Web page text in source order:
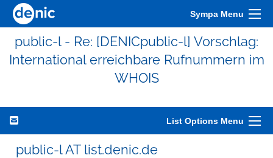
Sympa Menu
public-l - Re: [DENICpublic-l] Vorschlag:
International erreichbare Rufnummern im
WHOIS
List Options Menu
public-l AT list.denic.de